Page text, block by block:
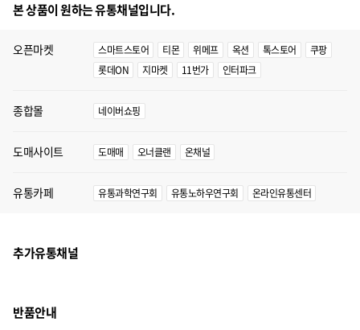
본 상품이 원하는 유통채널입니다.
오픈마켓 스마트스토어 티몬 위메프 옥션 톡스토어
쿠팡
롯데ON
지마켓 11번가 인터파크
종합몰 네이버쇼핑
도매사이트 도매매 오너클랜 온채널
유통카페 유통과학연구회 유통노하우연구회 온라인유통센터
추가유통채널
반품안내